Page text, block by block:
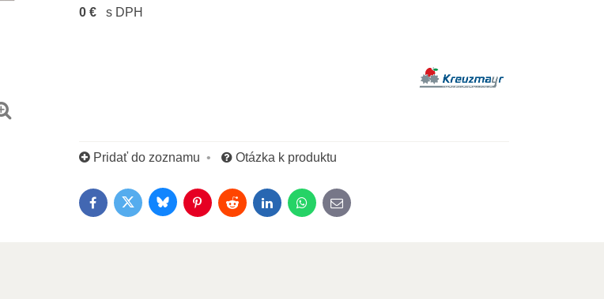
0 € s DPH
Pridať do zoznamu Otázka k produktu
FacebookTwitterBlueskyPinterestRedditLinkedInWhatsApp
E-mail